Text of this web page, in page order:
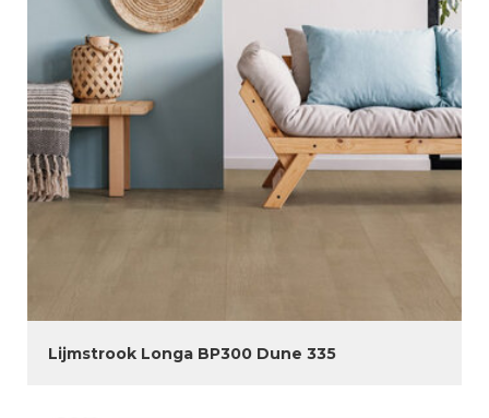
Lijmstrook Longa BP300 Dune 335